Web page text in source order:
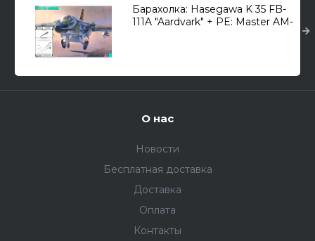
Барахолка: Hasegawa K 35 FB-
111A "Aardvark" + PE: Master AM-
О нас
Новости
Бесплатная доставка
Доставка
Оплата
Контакты